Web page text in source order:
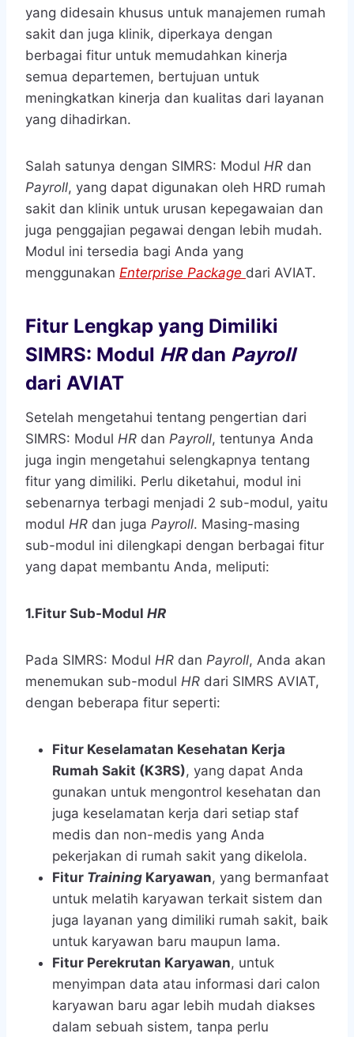
yang didesain khusus untuk manajemen rumah
sakit dan juga klinik, diperkaya dengan
berbagai fitur untuk memudahkan kinerja
semua departemen, bertujuan untuk
meningkatkan kinerja dan kualitas dari layanan
yang dihadirkan.
Salah satunya dengan SIMRS: Modul HR dan
Payroll, yang dapat digunakan oleh HRD rumah
sakit dan klinik untuk urusan kepegawaian dan
juga penggajian pegawai dengan lebih mudah.
Modul ini tersedia bagi Anda yang
menggunakan Enterprise Package dari AVIAT.
Fitur Lengkap yang Dimiliki
SIMRS: Modul HRdan Payroll
dari AVIAT
Setelah mengetahui tentang pengertian dari
SIMRS: Modul HR dan Payroll, tentunya Anda
juga ingin mengetahui selengkapnya tentang
fitur yang dimiliki. Perlu diketahui, modul ini
sebenarnya terbagi menjadi 2 sub-modul, yaitu
modul HR dan juga Payroll. Masing-masing
sub-modul ini dilengkapi dengan berbagai fitur
yang dapat membantu Anda, meliputi:
1.Fitur Sub-Modul HR
Pada SIMRS: Modul HR dan Payroll, Anda akan
menemukan sub-modul HR dari SIMRS AVIAT,
dengan beberapa fitur seperti:
Fitur Keselamatan Kesehatan Kerja
Rumah Sakit (K3RS), yang dapat Anda
gunakan untuk mengontrol kesehatan dan
juga keselamatan kerja dari setiap staf
medis dan non-medis yang Anda
pekerjakan di rumah sakit yang dikelola.
Fitur Training Karyawan, yang bermanfaat
untuk melatih karyawan terkait sistem dan
juga layanan yang dimiliki rumah sakit, baik
untuk karyawan baru maupun lama.
Fitur Perekrutan Karyawan, untuk
menyimpan data atau informasi dari calon
karyawan baru agar lebih mudah diakses
dalam sebuah sistem, tanpa perlu